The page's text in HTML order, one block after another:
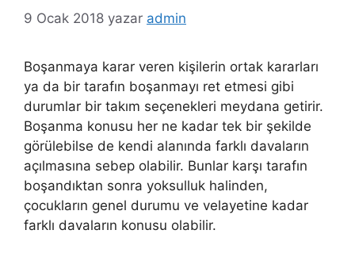
9 Ocak 2018 yazar admin
Boşanmaya karar veren kişilerin ortak kararları
ya da bir tarafın boşanmayı ret etmesi gibi
durumlar bir takım seçenekleri meydana getirir.
Boşanma konusu her ne kadar tek bir şekilde
görülebilse de kendi alanında farklı davaların
açılmasına sebep olabilir. Bunlar karşı tarafın
boşandıktan sonra yoksulluk halinden,
çocukların genel durumu ve velayetine kadar
farklı davaların konusu olabilir.